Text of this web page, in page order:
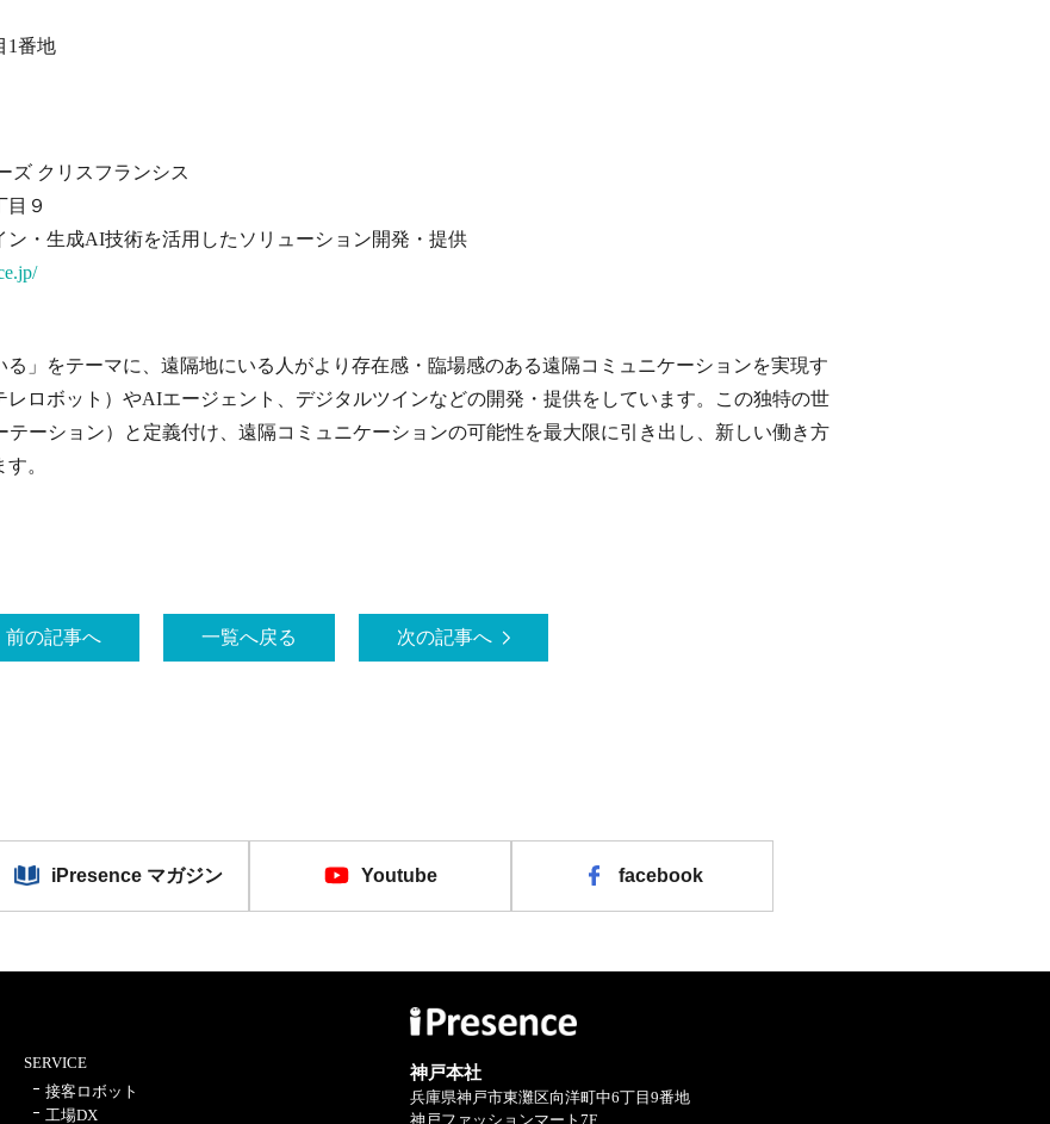
1番地
ズ クリスフランシス
目９
・生成AI技術を活用したソリューション開発・提供
る」をテーマに、遠隔地にいる人がより存在感・臨場感のある遠隔コミュニケーションを実現す
ロボット）やAIエージェント、デジタルツインなどの開発・提供をしています。この独特の世
テーション）と定義付け、遠隔コミュニケーションの可能性を最大限に引き出し、新しい働き方
。
前の記事へ 一覧へ戻る 次の記事へ
iPresence マガジン Youtube facebook
SERVICE
接客ロボット
工場DX
神戸本社
兵庫県神戸市東灘区向洋町中6丁目9番地
神戸ファッションマート7F